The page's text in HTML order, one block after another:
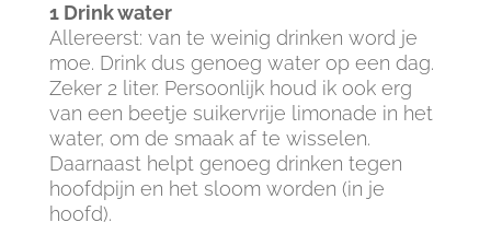
1 Drink water
Allereerst: van te weinig drinken word je
moe. Drink dus genoeg water op een dag.
Zeker 2 liter. Persoonlijk houd ik ook erg
van een beetje suikervrije limonade in het
water, om de smaak af te wisselen.
Daarnaast helpt genoeg drinken tegen
hoofdpijn en het sloom worden (in je
hoofd).